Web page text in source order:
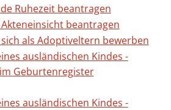
Ruhezeit beantragen
beantragen
als Adoptiveltern bewerben
ausländischen Kindes -
Geburtenregister
ausländischen Kindes -